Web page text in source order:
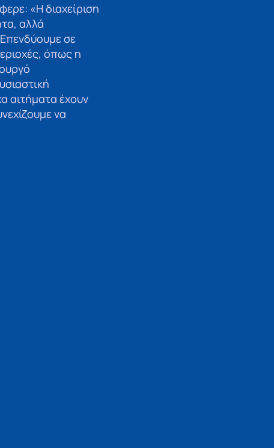
«Η διαχείριση
αλλά
σε
όπως η
αιτήματα έχουν
να